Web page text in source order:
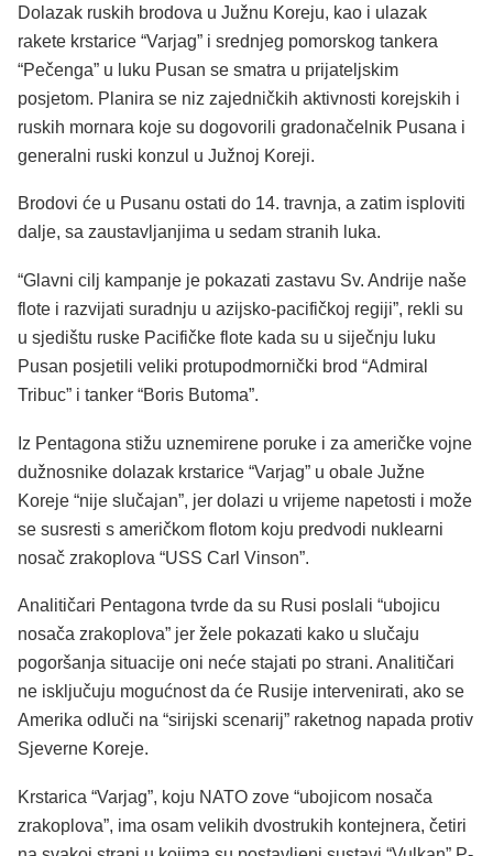
Dolazak ruskih brodova u Južnu Koreju, kao i ulazak
rakete krstarice “Varjag” i srednjeg pomorskog tankera
“Pečenga” u luku Pusan se smatra u prijateljskim
posjetom. Planira se niz zajedničkih aktivnosti korejskih i
ruskih mornara koje su dogovorili gradonačelnik Pusana i
generalni ruski konzul u Južnoj Koreji.
Brodovi će u Pusanu ostati do 14. travnja, a zatim isploviti
dalje, sa zaustavljanjima u sedam stranih luka.
“Glavni cilj kampanje je pokazati zastavu Sv. Andrije naše
flote i razvijati suradnju u azijsko-pacifičkoj regiji”, rekli su
u sjedištu ruske Pacifičke flote kada su u siječnju luku
Pusan posjetili veliki protupodmornički brod “Admiral
Tribuc” i tanker “Boris Butoma”.
Iz Pentagona stižu uznemirene poruke i za američke vojne
dužnosnike dolazak krstarice “Varjag” u obale Južne
Koreje “nije slučajan”, jer dolazi u vrijeme napetosti i može
se susresti s američkom flotom koju predvodi nuklearni
nosač zrakoplova “USS Carl Vinson”.
Analitičari Pentagona tvrde da su Rusi poslali “ubojicu
nosača zrakoplova” jer žele pokazati kako u slučaju
pogoršanja situacije oni neće stajati po strani. Analitičari
ne isključuju mogućnost da će Rusije intervenirati, ako se
Amerika odluči na “sirijski scenarij” raketnog napada protiv
Sjeverne Koreje.
Krstarica “Varjag”, koju NATO zove “ubojicom nosača
zrakoplova”, ima osam velikih dvostrukih kontejnera, četiri